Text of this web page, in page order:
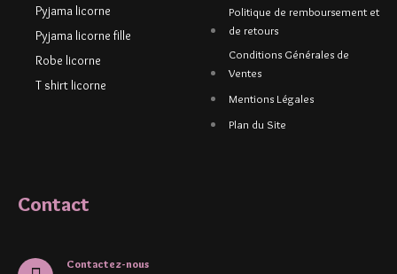
Pyjama licorne
Pyjama licorne fille
Robe licorne
T shirt licorne
Politique de remboursement et
de retours
Conditions Générales de
Ventes
Mentions Légales
Plan du Site
Contact
Contactez-nous